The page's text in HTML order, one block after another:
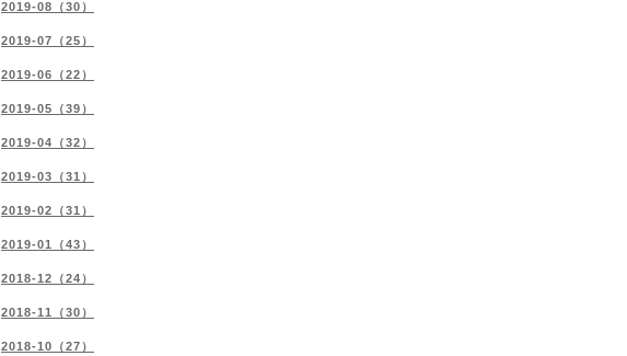
2019-08（30）
2019-07（25）
2019-06（22）
2019-05（39）
2019-04（32）
2019-03（31）
2019-02（31）
2019-01（43）
2018-12（24）
2018-11（30）
2018-10（27）